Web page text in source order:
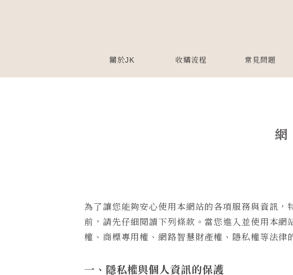
關於JK 收購流程 常見問題
為了讓您能夠安心使用本網站的各項服務與資訊
前，請先仔細閱讀下列條款。當您進入並使用本
權、商標專用權、網路智慧財產權、隱私權等法律
一、隱私權與個人資訊的保護